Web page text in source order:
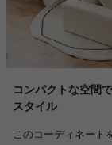
コンパクトな空間
スタイル
このコーディネート